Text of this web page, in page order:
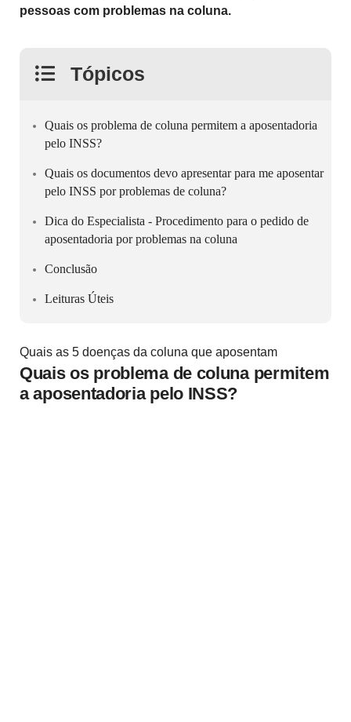
pessoas com problemas na coluna.
Tópicos
Quais os problema de coluna permitem a aposentadoria
pelo INSS?
Quais os documentos devo apresentar para me aposentar
pelo INSS por problemas de coluna?
Dica do Especialista - Procedimento para o pedido de
aposentadoria por problemas na coluna
Conclusão
Leituras Úteis
Quais as 5 doenças da coluna que aposentam
Quais os problema de coluna permitem
a aposentadoria pelo INSS?